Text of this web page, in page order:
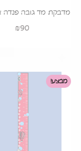
מדבקת מד גובה פנדה
₪90
מבצע!